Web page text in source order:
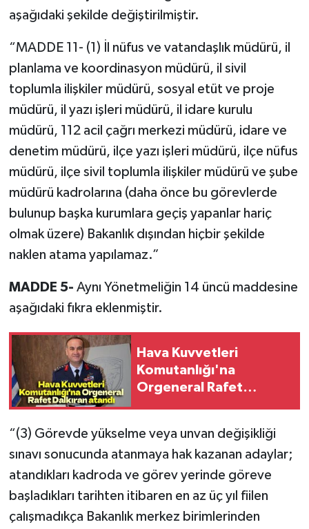
aşağıdaki şekilde değiştirilmiştir.
“MADDE 11- (1) İl nüfus ve vatandaşlık müdürü, il
planlama ve koordinasyon müdürü, il sivil
toplumla ilişkiler müdürü, sosyal etüt ve proje
müdürü, il yazı işleri müdürü, il idare kurulu
müdürü, 112 acil çağrı merkezi müdürü, idare ve
denetim müdürü, ilçe yazı işleri müdürü, ilçe nüfus
müdürü, ilçe sivil toplumla ilişkiler müdürü ve şube
müdürü kadrolarına (daha önce bu görevlerde
bulunup başka kurumlara geçiş yapanlar hariç
olmak üzere) Bakanlık dışından hiçbir şekilde
naklen atama yapılamaz.”
MADDE 5- Aynı Yönetmeliğin 14 üncü maddesine
aşağıdaki fıkra eklenmiştir.
Hava Kuvvetleri
Komutanlığı'na
Orgeneral Rafet
“(3) Görevde yükselme veya unvan değişikliği
sınavı sonucunda atanmaya hak kazanan adaylar;
atandıkları kadroda ve görev yerinde göreve
başladıkları tarihten itibaren en az üç yıl fiilen
çalışmadıkça Bakanlık merkez birimlerinden